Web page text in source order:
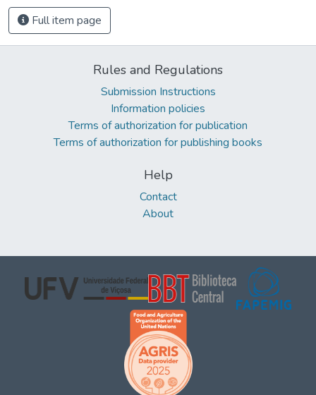
Full item page
Rules and Regulations
Submission Instructions
Information policies
Terms of authorization for publication
Terms of authorization for publishing books
Help
Contact
About